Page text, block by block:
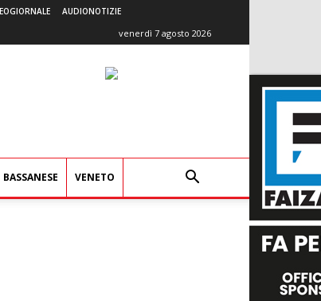
AUDIONOTIZIE
venerdì 7 agosto 2026
BASSANESE VENETO